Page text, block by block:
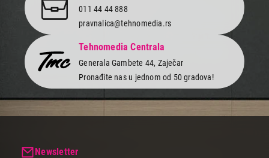
011 44 44 888
pravnalica@tehnomedia.rs
Tehnomedia Centrala
Generala Gambete 44, Zaječar
Pronađite nas u jednom od 50 gradova!
Newsletter